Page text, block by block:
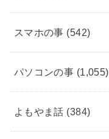
スマホの事 (542)
パソコンの事 (1,055)
よもやま話 (384)